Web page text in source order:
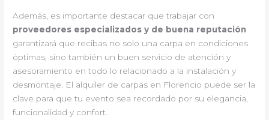
Además, es importante destacar que trabajar con
proveedores especializados y de buena reputación
garantizará que recibas no solo una carpa en condiciones
óptimas, sino también un buen servicio de atención y
asesoramiento en todo lo relacionado a la instalación y
desmontaje. El alquiler de carpas en Florencio puede ser la
clave para que tu evento sea recordado por su elegancia,
funcionalidad y confort.